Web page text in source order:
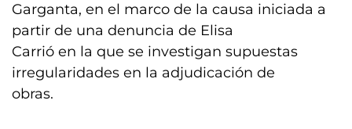
Garganta, en el marco de la causa iniciada a
partir de una denuncia de Elisa
Carrió en la que se investigan supuestas
irregularidades en la adjudicación de
obras.